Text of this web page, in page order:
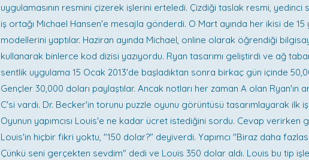
uygulamasının resmini çizerek işlerini erteledi. Çizdiği taslak resmi, yedinci
iş ortağı Michael Hansen'e mesajla gönderdi. O Mart ayında her ikisi de 15
modellerini yaptılar. Haziran ayında Michael, online olarak öğrendiği
kullanarak binlerce kod dizisi yazıyordu. Ryan tasarımı geliştirdi ve ağ
sentlik uygulama 15 Ocak 2013'de başladıktan sonra birkaç gün içinde
Gençler 30,000 doları paylaştılar. Ancak notları her zaman A olan Ryan'ın
C'si vardı. Dr. Becker'in torunu puzzle oyunu görüntüsü tasarımlayarak ilk
Oyunun yapımcısı Louis'e ne kadar ücret istediğini sordu. Cevap verirken
Louis'in hiçbir fikri yoktu, "150 dolar?" deyiverdi. Yapımcı "Biraz daha
Çünkü seni gerçekten sevdim" dedi ve Louis 350 dolar aldı. Louis bu tip